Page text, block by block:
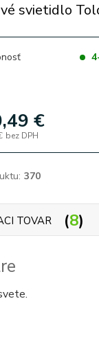
svietidlo
€
bez DPH
370
TOVAR 8